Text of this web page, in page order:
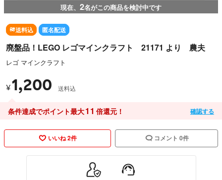
現在、 2名がこの商品を検討中です
送料込 匿名配送
廃盤品！LEGO レゴマインクラフト 21171 より 農夫
レゴ マインクラフト
¥1,200 送料込
条件達成でポイント最大11 倍還元！ 確認する
いいね 2件 コメント 0件